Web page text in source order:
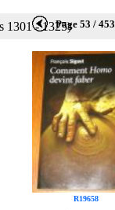
1301 - 1325)Page 53 / 453
R19658